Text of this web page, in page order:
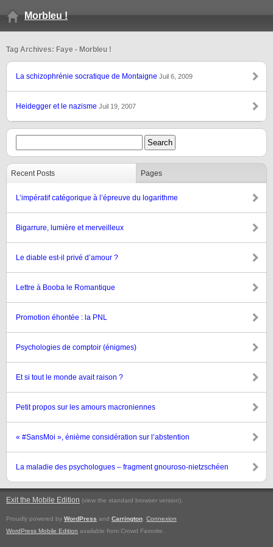
Morbleu !
Tag Archives: Faye - Morbleu !
La schizophrénie socratique de Montaigne Juil 6, 2009
Heidegger et le nazisme Juil 19, 2007
Recent Posts Pages
L’impératif catégorique à l’épreuve du logarithme
Bigarrure, lumière et merveilleux
Le diable est-il privé d’amour ?
Lettre à Booba le Romantique
Promotion éhontée : la PNL
Psychologies de comptoir (énigmes)
Et si tout le monde avait raison ?
Petit propos sur les amours macroniennes
« #SansMoi », énième considération sur l’abstention
La maladie des psychologues – fragment gnouroso-nietzschéen
Exit the Mobile Edition (view the standard browser version).
Proudly powered by WordPress and Carrington Connexion
WordPress Mobile Edition available from Crowd Favorite.